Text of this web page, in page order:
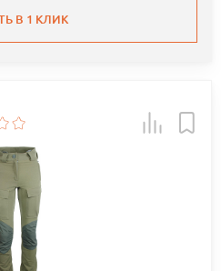
В 1 КЛИК